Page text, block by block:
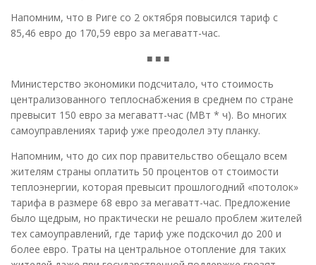
Напомним, что в Риге со 2 октября повысился тариф с
85,46 евро до 170,59 евро за мегаватт-час.
■ ■ ■
Министерство экономики подсчитало, что стоимость
централизованного теплоснабжения в среднем по стране
превысит 150 евро за мегаватт-час (МВт * ч). Во многих
самоуправлениях тариф уже преодолел эту планку.
Напомним, что до сих пор правительство обещало всем
жителям страны оплатить 50 процентов от стоимости
теплоэнергии, которая превысит прошлогодний «потолок»
тарифа в размере 68 евро за мегаватт-час. Предложение
было щедрым, но практически не решало проблем жителей
тех самоуправлений, где тариф уже подскочил до 200 и
более евро. Траты на центральное отопление для таких